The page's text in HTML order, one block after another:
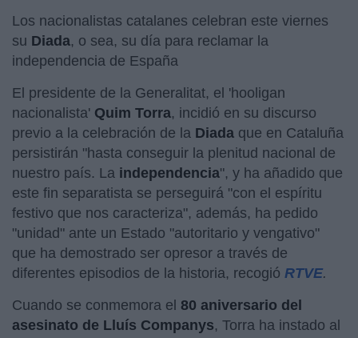
Los nacionalistas catalanes celebran este viernes
su Diada, o sea, su día para reclamar la
independencia de España
El presidente de la Generalitat, el 'hooligan
nacionalista' Quim Torra, incidió en su discurso
previo a la celebración de la Diada que en Cataluña
persistirán "hasta conseguir la plenitud nacional de
nuestro país. La independencia", y ha añadido que
este fin separatista se perseguirá "con el espíritu
festivo que nos caracteriza", además, ha pedido
"unidad" ante un Estado "autoritario y vengativo"
que ha demostrado ser opresor a través de
diferentes episodios de la historia, recogió RTVE.
Cuando se conmemora el 80 aniversario del
asesinato de Lluís Companys, Torra ha instado al